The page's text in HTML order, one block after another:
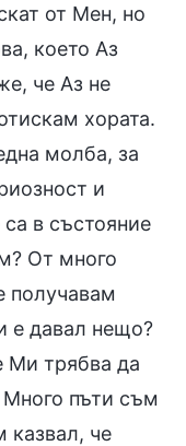
от Мен, но
което Аз
че Аз не
хората.
молба, за
и
в състояние
От много
получавам
е давал нещо?
Ми трябва да
Много пъти съм
казвал, че